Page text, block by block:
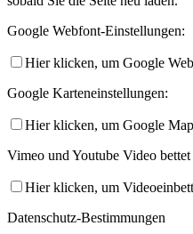
Google Webfont-Einstellungen:
Hier klicken, um Google
Google Karteneinstellungen:
Hier klicken, um Google
Vimeo und Youtube Video bettet
Hier klicken, um
Datenschutz-Bestimmungen